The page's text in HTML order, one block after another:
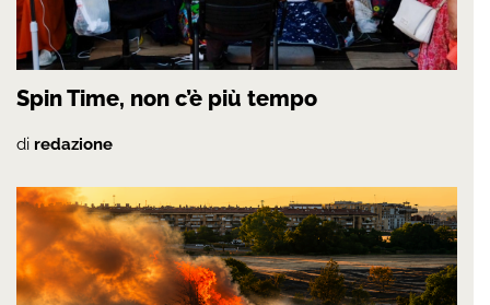
Spin Time, non c’è più tempo
di redazione